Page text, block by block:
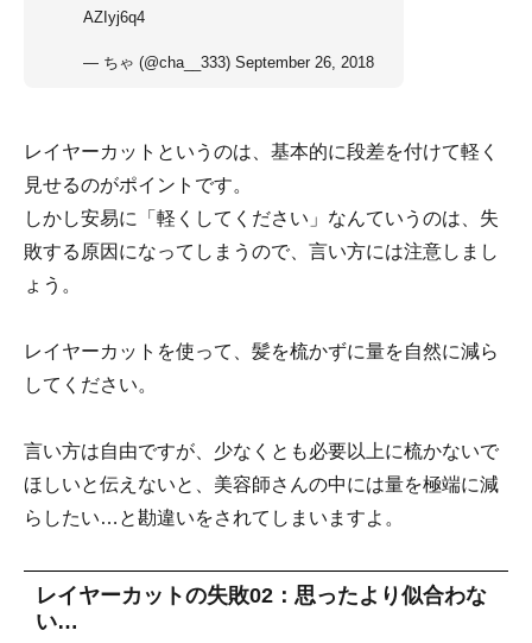
AZIyj6q4
— ちゃ (@cha__333) September 26, 2018
レイヤーカットというのは、基本的に段差を付けて軽く
見せるのがポイントです。
しかし安易に「軽くしてください」なんていうのは、失
敗する原因になってしまうので、言い方には注意しまし
ょう。
レイヤーカットを使って、髪を梳かずに量を自然に減ら
してください。
言い方は自由ですが、少なくとも必要以上に梳かないで
ほしいと伝えないと、美容師さんの中には量を極端に減
らしたい…と勘違いをされてしまいますよ。
レイヤーカットの失敗02：思ったより似合わな
い…